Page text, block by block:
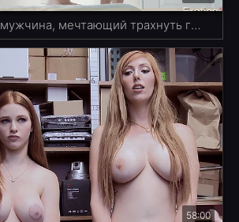
На что способен мужчина, мечтающий трахнуть грудастую даму
58:00